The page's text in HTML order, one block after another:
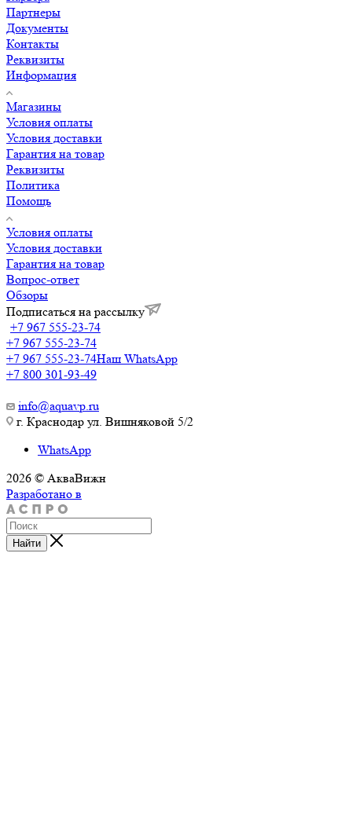
Партнеры
Документы
Контакты
Реквизиты
Информация
Магазины
Условия оплаты
Условия доставки
Гарантия на товар
Реквизиты
Политика
Помощь
Условия оплаты
Условия доставки
Гарантия на товар
Вопрос-ответ
Обзоры
Подписаться на рассылку
+7 967 555-23-74
+7 967 555-23-74
+7 967 555-23-74Наш WhatsApp
+7 800 301-93-49
info@aquavp.ru
г. Краснодар ул. Вишняковой 5/2
WhatsApp
2026 © АкваВижн
Разработано в
Найти